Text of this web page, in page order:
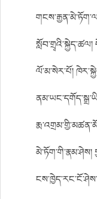
སློབ་གྲྭའི་སྐྱེད་ཚལ།
ལོ་མ་སེར་པོ།